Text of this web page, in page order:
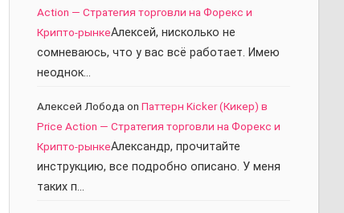
Action — Стратегия торговли на Форекс и
Крипто-рынкеАлексей, нисколько не
сомневаюсь, что у вас всё работает. Имею
неоднок…
Алексей Лободаon Паттерн Kicker (Кикер) в
Price Action — Стратегия торговли на Форекс и
Крипто-рынкеАлександр, прочитайте
инструкцию, все подробно описано. У меня
таких п…